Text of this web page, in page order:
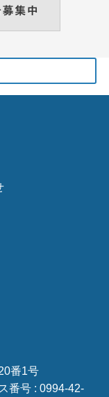
番1号
番号 : 0994-42-